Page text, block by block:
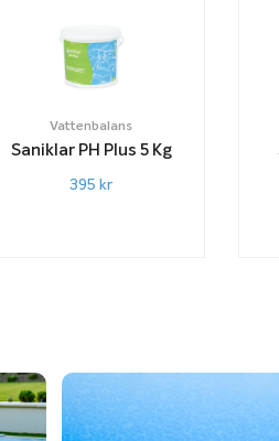
Vattenbalans
Saniklar PH Plus 5 Kg
395 kr